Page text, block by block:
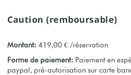
Caution (remboursable)
Montant: 419,00 € /réservation
Forme de paiement: Paiement en
paypal, pré-autorisation sur carte